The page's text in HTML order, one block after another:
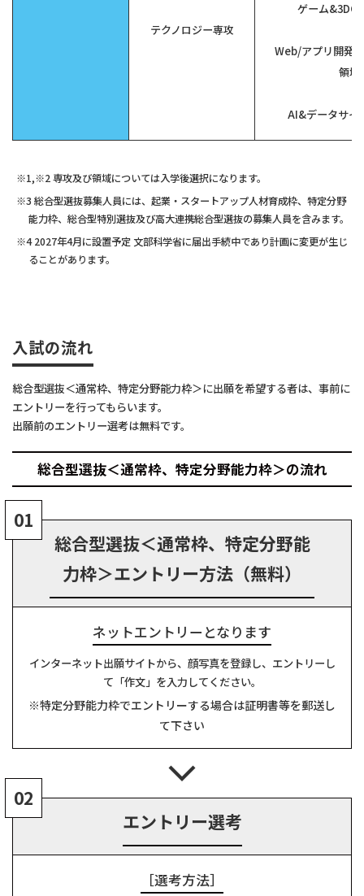
テクノロジー専攻
ゲーム
Web/アプリ開発
領域
AI&データサイ
1,※2 専攻及び領域については入学後選択になります。
3 総合型選抜募集人員には、起業・スタートアップ人材育成枠、特定分野
能力枠、総合型特別選抜及び高大連携総合型選抜の募集人員を含みます。
4 2027年4月に設置予定 文部科学省に届出手続中であり計画に変更が生じ
ることがあります。
入試の流れ
総合型選抜＜通常枠、特定分野能力枠＞に出願を希望する者は、事前に
エントリーを行ってもらいます。
出願前のエントリー選考は無料です。
総合型選抜＜通常枠、特定分野能力枠＞の流れ
01
総合型選抜＜通常枠、特定分野能
力枠＞エントリー方法（無料）
ネットエントリーとなります
インターネット出願サイトから、顔写真を登録し、エントリーし
て「作文」を入力してください。
※特定分野能力枠でエントリーする場合は証明書等を郵送し
て下さい
02
エントリー選考
［選考方法］